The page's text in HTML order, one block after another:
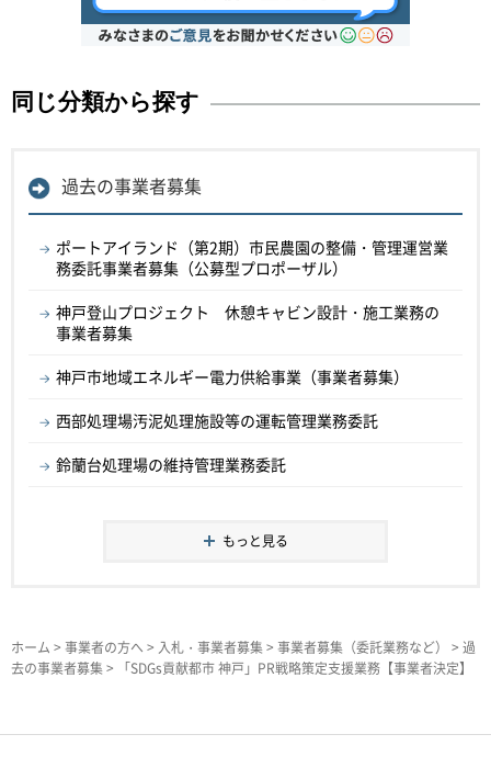
同じ分類から探す
過去の事業者募集
ポートアイランド（第2期）市民農園の整備・管理運営業
務委託事業者募集（公募型プロポーザル）
神戸登山プロジェクト 休憩キャビン設計・施工業務の
事業者募集
神戸市地域エネルギー電力供給事業（事業者募集）
西部処理場汚泥処理施設等の運転管理業務委託
鈴蘭台処理場の維持管理業務委託
もっと見る
ホーム > 事業者の方へ > 入札・事業者募集> 事業者募集（委託業務など） > 過
去の事業者募集> 「SDGs貢献都市 神戸」PR戦略策定支援業務【事業者決定】